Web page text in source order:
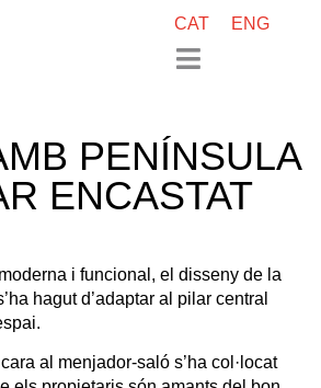
CAT ENG
PENÍNSULA
ENCASTAT
i funcional, el disseny de la
hagut d’adaptar al pilar central
al menjador-saló s’ha col·locat